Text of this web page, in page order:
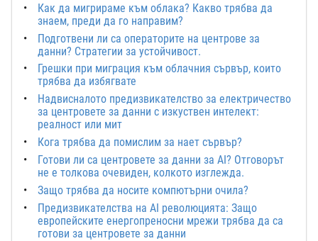
Как да мигрираме към облака? Какво трябва да
знаем, преди да го направим?
Подготвени ли са операторите на центрове за
данни? Стратегии за устойчивост.
Грешки при миграция към облачния сървър, които
трябва да избягвате
Надвисналото предизвикателство за електричество
за центровете за данни с изкуствен интелект:
реалност или мит
Кога трябва да помислим за нает сървър?
Готови ли са центровете за данни за AI? Отговорът
не е толкова очевиден, колкото изглежда.
Защо трябва да носите компютърни очила?
Предизвикателства на AI революцията: Защо
европейските енергопреносни мрежи трябва да са
готови за центровете за данни